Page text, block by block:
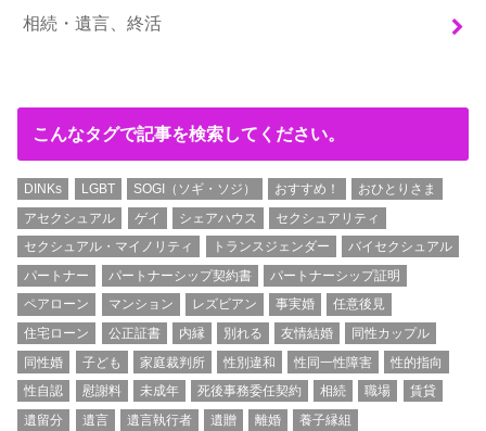
相続・遺言、終活
こんなタグで記事を検索してください。
DINKs LGBT SOGI（ソギ・ソジ） おすすめ！
おひとりさま
アセクシュアル
ゲイ シェアハウス
セクシュアリティ
セクシュアル・マイノリティ
トランスジェンダー
バイセクシュアル
パートナー
パートナーシップ契約書
パートナーシップ証明
ペアローン
マンション レズビアン 事実婚
任意後見
住宅ローン
公正証書 内縁 別れる 友情結婚
同性カップル
同性婚
子ども 家庭裁判所 性別違和 性同一性障害
性的指向
性自認
慰謝料 未成年 死後事務委任契約 相続 職場
賃貸
遺留分
遺言 遺言執行者 遺贈 離婚 養子縁組